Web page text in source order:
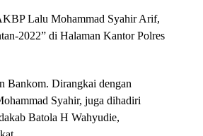
Lalu Mohammad Syahir Arif,
2022” di Halaman Kantor Polres
Bankom. Dirangkai dengan
Syahir, juga dihadiri
Batola H Wahyudie,